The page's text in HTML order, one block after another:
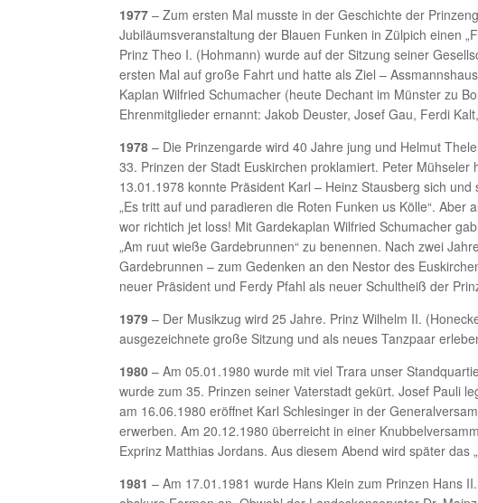
1977 – Zum ersten Mal musste in der Geschichte der
Jubiläumsveranstaltung der Blauen Funken in Zülpich einen
Prinz Theo I. (Hohmann) wurde auf der Sitzung seiner
ersten Mal auf große Fahrt und hatte als Ziel –
Kaplan Wilfried Schumacher (heute Dechant im Münster zu
Ehrenmitglieder ernannt: Jakob Deuster, Josef Gau, Ferdi
1978 – Die Prinzengarde wird 40 Jahre jung und Helmut
33. Prinzen der Stadt Euskirchen proklamiert. Peter
13.01.1978 konnte Präsident Karl – Heinz Stausberg sich
„Es tritt auf und paradieren die Roten Funken us Kölle“.
wor richtich jet loss! Mit Gardekaplan Wilfried Schumacher
„Am ruut wieße Gardebrunnen“ zu benennen. Nach zwei
Gardebrunnen – zum Gedenken an den Nestor des
neuer Präsident und Ferdy Pfahl als neuer Schultheiß der
1979 – Der Musikzug wird 25 Jahre. Prinz Wilhelm II.
ausgezeichnete große Sitzung und als neues Tanzpaar
1980 – Am 05.01.1980 wurde mit viel Trara unser
wurde zum 35. Prinzen seiner Vaterstadt gekürt. Josef Pauli
am 16.06.1980 eröffnet Karl Schlesinger in der
erwerben. Am 20.12.1980 überreicht in einer
Exprinz Matthias Jordans. Aus diesem Abend wird später das
1981 – Am 17.01.1981 wurde Hans Klein zum Prinzen Hans